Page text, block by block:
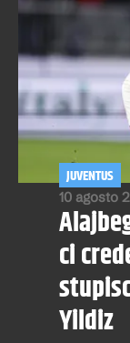
10 agosto
JUVENTUS
ci
Yildiz